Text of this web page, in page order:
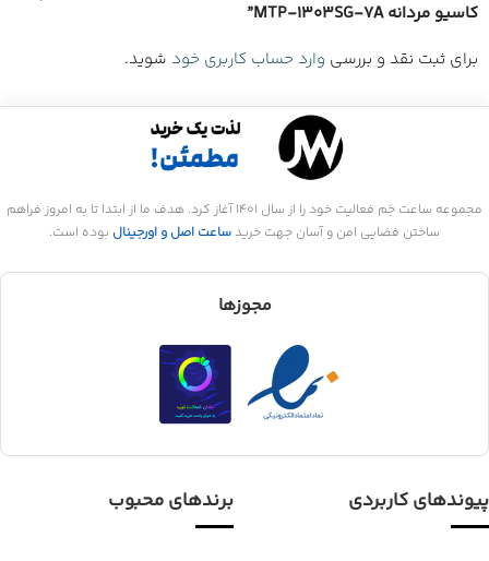
کاسیو مردانه MTP-1303SG-7A”
برای ثبت نقد و بررسی وارد حساب کاربری خود شوید.
مجموعه ساعت جَم فعالیت خود را از سال 1401 آغاز کرد. هدف ما از ابتدا تا به امروز فراهم
ساختن فضایی امن و آسان جهت خرید ساعت اصل و اورجینال بوده است.
مجوزها
پیوندهای کاربردی برندهای محبوب